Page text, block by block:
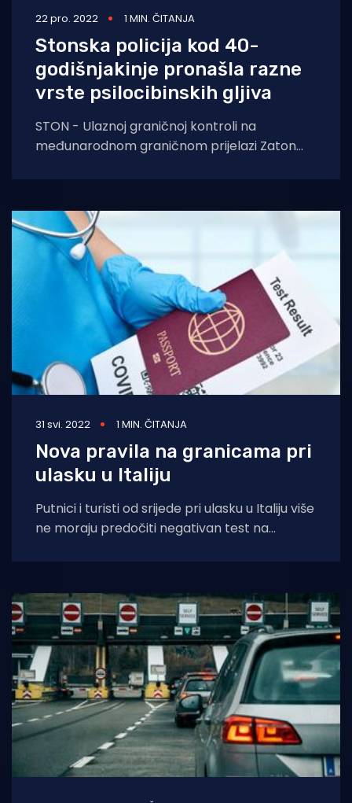
22 pro. 2022 1 MIN. ČITANJA
Stonska policija kod 40-
godišnjakinje pronašla razne
vrste psilocibinskih gljiva
STON - Ulaznoj graničnoj kontroli na
međunarodnom graničnom prijelazi Zaton
osobnom vozilu dubrovačkih registracija
31 svi. 2022 1 MIN. ČITANJA
Nova pravila na granicama pri
ulasku u Italiju
Putnici i turisti od srijede pri ulasku u Italiju više
ne moraju predočiti negativan test na